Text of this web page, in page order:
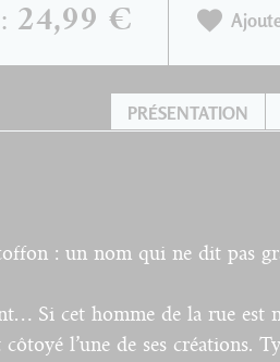
24,99 €
PRÉSENTATION
: un nom qui ne dit pas
Si cet homme de la rue est
l’une de ses créations.